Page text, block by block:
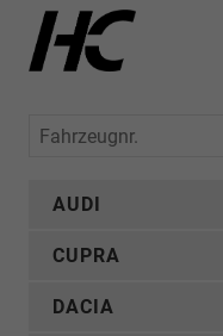
Fahrzeugnr.
AUDI
CUPRA
DACIA